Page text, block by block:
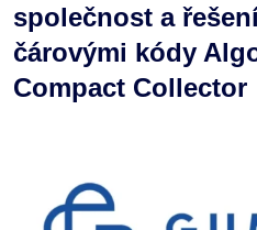
společnost a
čárovými kódy
Compact Collector